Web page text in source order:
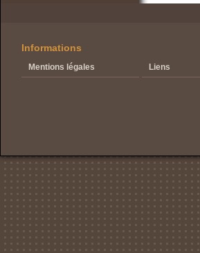
Informations
Mentions légales Liens